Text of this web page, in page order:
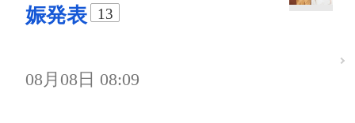
娠発表
13
08月08日 08:09